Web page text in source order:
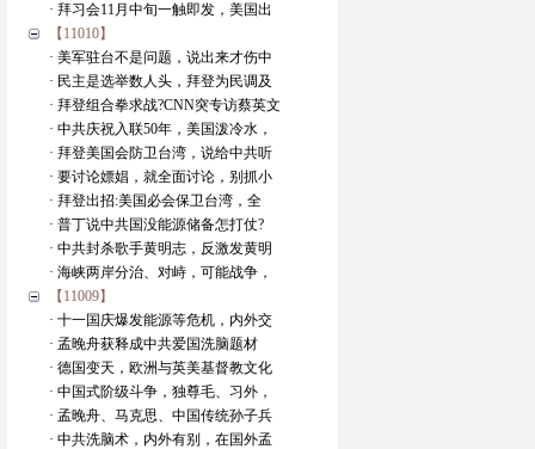
· 拜习会11月中旬一触即发，美国出
【11010】
· 美军驻台不是问题，说出来才伤中
· 民主是选举数人头，拜登为民调及
· 拜登组合拳求战?CNN突专访蔡英文
· 中共庆祝入联50年，美国泼冷水，
· 拜登美国会防卫台湾，说给中共听
· 要讨论嫖娼，就全面讨论，别抓小
· 拜登出招:美国必会保卫台湾，全
· 普丁说中共国没能源储备怎打仗?
· 中共封杀歌手黄明志，反激发黄明
· 海峡两岸分治、对峙，可能战争，
【11009】
· 十一国庆爆发能源等危机，内外交
· 孟晚舟获释成中共爱国洗脑题材
· 德国变天，欧洲与英美基督教文化
· 中国式阶级斗争，独尊毛、习外，
· 孟晚舟、马克思、中国传统孙子兵
· 中共洗脑术，内外有别，在国外孟